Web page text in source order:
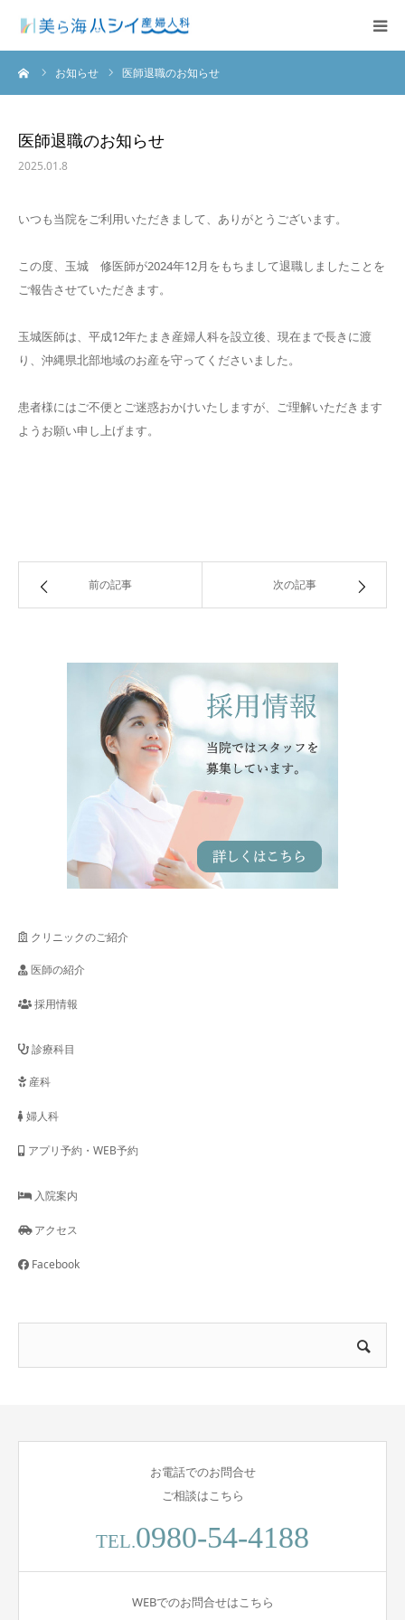
お知らせ 医師退職のお知らせ
医師退職のお知らせ
2025.01.8
いつも当院をご利用いただきまして、ありがとうございます。
この度、玉城 修医師が2024年12月をもちまして退職しましたことを
ご報告させていただきます。
玉城医師は、平成12年たまき産婦人科を設立後、現在まで長きに渡
り、沖縄県北部地域のお産を守ってくださいました。
患者様にはご不便とご迷惑おかけいたしますが、ご理解いただきます
ようお願い申し上げます。
前の記事 次の記事
クリニックのご紹介
医師の紹介
採用情報
診療科目
産科
婦人科
アプリ予約・WEB予約
入院案内
アクセス
Facebook
お電話でのお問合せ
ご相談はこちら
TEL.0980-54-4188
WEBでのお問合せはこちら
クリニックのご紹介
Facebook